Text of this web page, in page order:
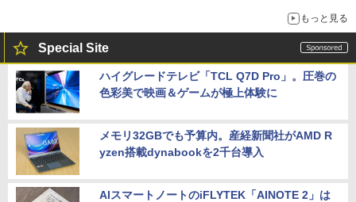
もっと見る
Special Site
ハイグレードテレビ「TCL Q7D Pro」。圧巻の
色彩美で映画＆ゲームが極上体験に
メモリ32GBでも予算内。産経新聞社がAMD R
yzen搭載dynabookを2千台導入
AIスマートノートのiFLYTEK「AINOTE 2」は